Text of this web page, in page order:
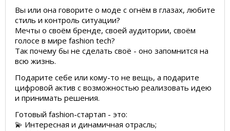
Вы или она говорите о моде с огнём в глазах, любите
стиль и контроль ситуации?
Мечты о своём бренде, своей аудитории, своём
голосе в мире fashion tech?
Так почему бы не сделать cвоё - оно запомнится на
всю жизнь.
Подарите себе или кому-то не вещь, а подарите
цифровой актив с возможностью реализовать идею
и принимать решения.
Готовый fashion-стартап - это:
💫 Интересная и динамичная отрасль;